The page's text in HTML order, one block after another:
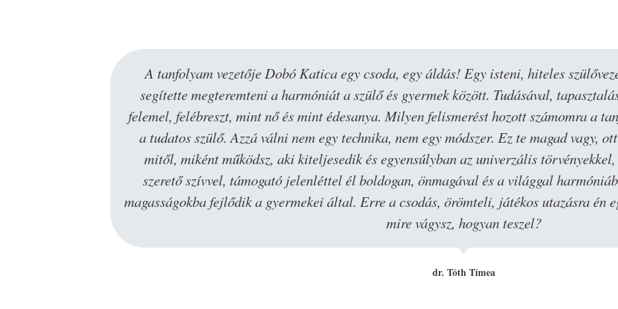
Szeretek Katicával dolgozni. Mindig a megfelelő támogatást adja ahhoz, hogy magam
a felismeréseimet. Mindig támogat, soha nem ítélkezik arról, hogy jól vagy rosszul
tartja a fókuszt a szív terén, segít elcsendesíteni az egót. Rendkívül hiteles abban,
hiszen számtalan saját tapasztalattal támasztja alá
Balogh Nagy Mónika